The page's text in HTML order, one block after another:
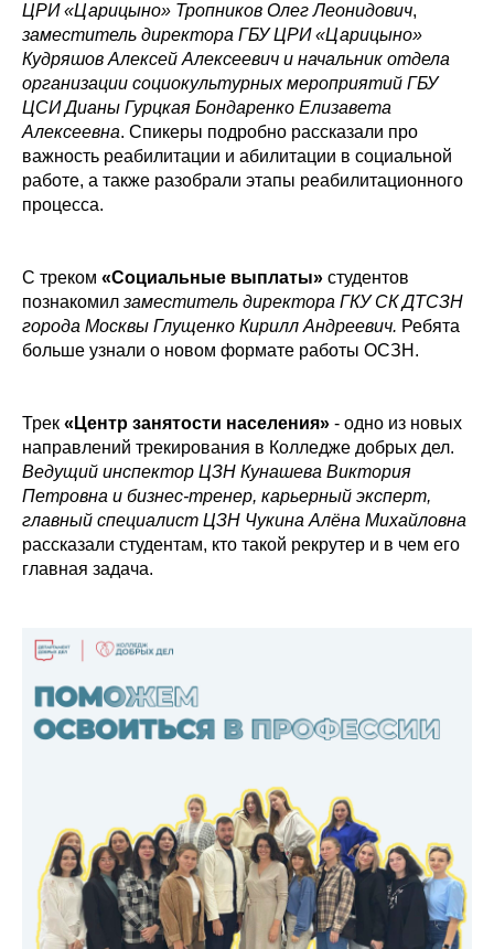
ЦРИ «Царицыно» Тропников Олег Леонидович,
заместитель директора ГБУ ЦРИ «Царицыно»
Кудряшов Алексей Алексеевич и начальник отдела
организации социокультурных мероприятий ГБУ
ЦСИ Дианы Гурцкая Бондаренко Елизавета
Алексеевна. Спикеры подробно рассказали про
важность реабилитации и абилитации в социальной
работе, а также разобрали этапы реабилитационного
процесса.
С треком «Социальные выплаты» студентов
познакомил заместитель директора ГКУ СК ДТСЗН
города Москвы Глущенко Кирилл Андреевич. Ребята
больше узнали о новом формате работы ОСЗН.
Трек «Центр занятости населения» - одно из новых
направлений трекирования в Колледже добрых дел.
Ведущий инспектор ЦЗН Кунашева Виктория
Петровна и бизнес-тренер, карьерный эксперт,
главный специалист ЦЗН Чукина Алёна Михайловна
рассказали студентам, кто такой рекрутер и в чем его
главная задача.